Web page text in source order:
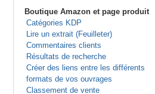
Boutique Amazon et page produit
Catégories KDP
Lire un extrait (Feuilleter)
Commentaires clients
Résultats de recherche
Créer des liens entre les différents
formats de vos ouvrages
Classement de vente